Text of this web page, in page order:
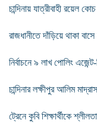
চান্দিনায় যাত্রীবাহী রয়েল
রাজধানীতে দাঁড়িয়ে থাকা
নির্বাচনে ৯ লাখ পোলিং
চান্দিনার লক্ষীপুর আলিম
ট্রেনে কুবি শিক্ষার্থীকে